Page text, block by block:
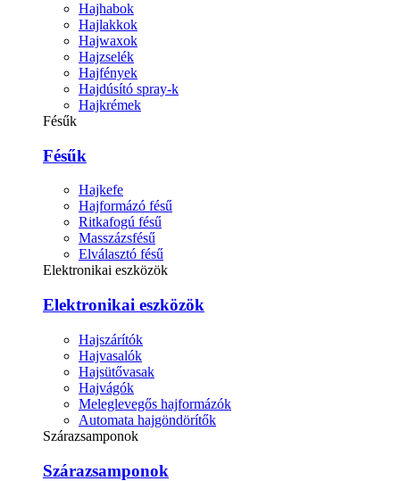
Hajhabok
Hajlakkok
Hajwaxok
Hajzselék
Hajfények
Hajdúsító spray-k
Hajkrémek
Fésűk
Fésűk
Hajkefe
Hajformázó fésű
Ritkafogú fésű
Masszázsfésű
Elválasztó fésű
Elektronikai eszközök
Elektronikai eszközök
Hajszárítók
Hajvasalók
Hajsütővasak
Hajvágók
Meleglevegős hajformázók
Automata hajgöndörítők
Szárazsamponok
Szárazsamponok